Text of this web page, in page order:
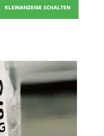
KLEINANZEIGE SCHALTEN